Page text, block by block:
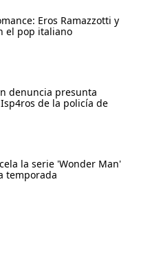
Eros Ramazzotti y
el pop italiano
denuncia presunta
de la policía de
la serie 'Wonder Man'
temporada